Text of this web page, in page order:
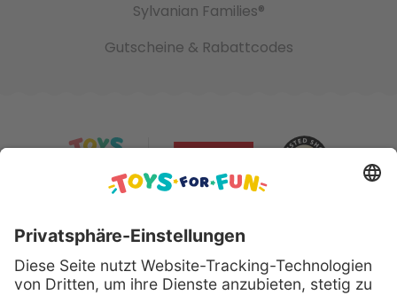
Sylvanian Families®
Gutscheine & Rabattcodes
Sicher bezahlen mit: